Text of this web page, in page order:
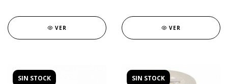
VER VER
SIN STOCK SIN STOCK